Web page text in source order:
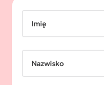
Imię
Nazwisko